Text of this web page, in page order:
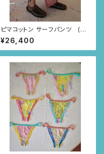
ピマコットン サーフパンツ (ス
モーキーピンク/いちごとあり柄)
¥26,400